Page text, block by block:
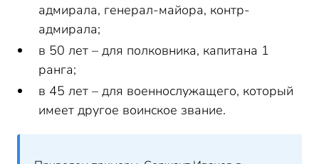
адмирала, генерал-майора, контр-
адмирала;
в 50 лет – для полковника, капитана 1
ранга;
в 45 лет – для военнослужащего, который
имеет другое воинское звание.